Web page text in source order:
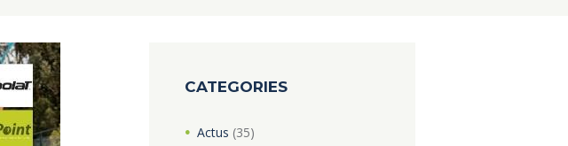
CATEGORIES
Actus (35)